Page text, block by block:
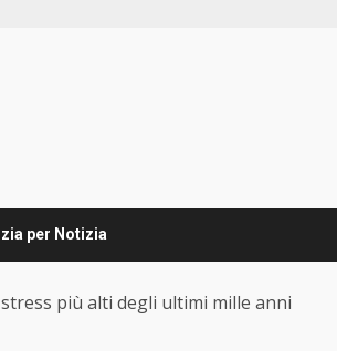
per Notizia
più alti degli ultimi mille anni